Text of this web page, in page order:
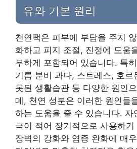
유와 기본 원리
천연팩은 피부에 부담을 주지
화하고 피지 조절, 진정에 도움
부하게 포함되어 있습니다. 특
기름 분비 과다, 스트레스, 호
못된 생활습관 등 다양한 원인
데, 천연 성분은 이러한 원인들
하는 도움을 줄 수 있습니다. 자
극이 적어 장기적으로 사용하
장벽의 강화와 염증 완화에 매